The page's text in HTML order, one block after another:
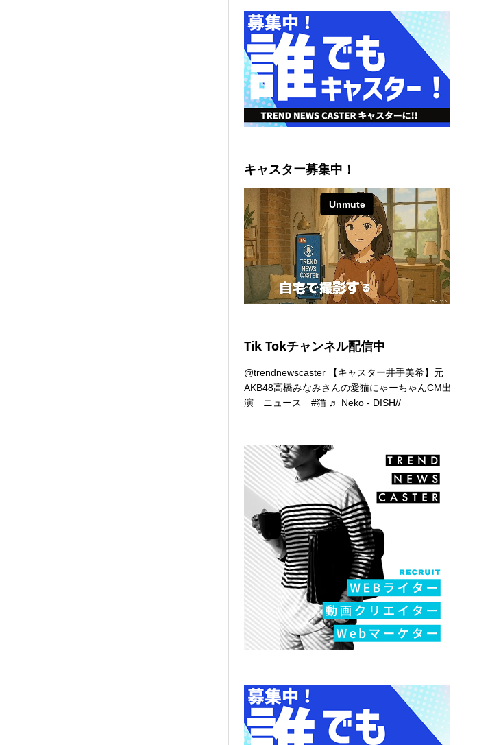
キャスター募集中！
Tik Tokチャンネル配信中
@trendnewscaster 【キャスター井手美希】元
AKB48高橋みなみさんの愛猫にゃーちゃんCM出
演 ニュース#猫 ♬ Neko - DISH//